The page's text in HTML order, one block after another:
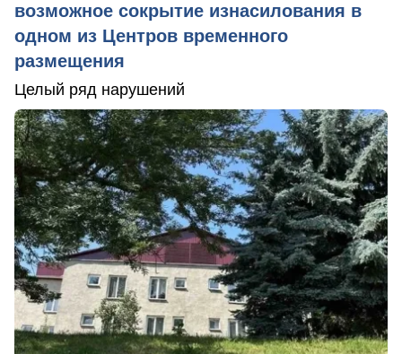
возможное сокрытие изнасилования в
одном из Центров временного
размещения
Целый ряд нарушений